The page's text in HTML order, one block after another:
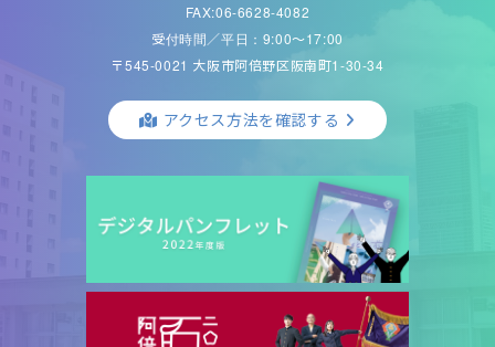
FAX:06-6628-4082
受付時間／平日：9:00〜17:00
〒545-0021 大阪市阿倍野区阪南町1-30-34
アクセス方法を確認する